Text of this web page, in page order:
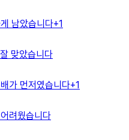
남았습니다+1
맞았습니다
가 먼저였습니다+1
려웠습니다